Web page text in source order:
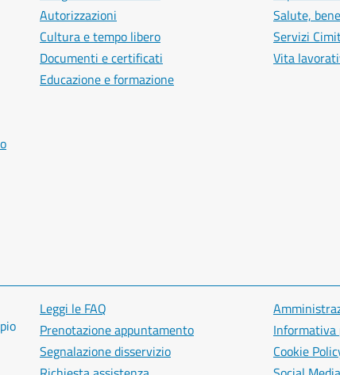
Autorizzazioni
Cultura e tempo libero
Documenti e certificati
Educazione e formazione
Salute,
Servizi
Vita
Leggi le FAQ
Prenotazione appuntamento
Segnalazione disservizio
Informativa
Cookie